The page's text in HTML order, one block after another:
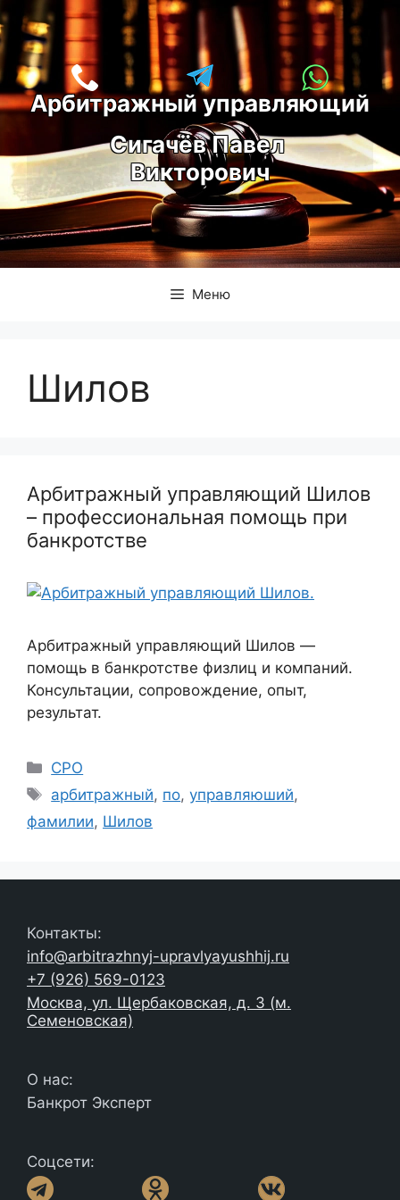
Перейти
к
содержимому
Арбитражный управляющий
Сигачёв Павел
Викторович
Меню
Шилов
Арбитражный управляющий Шилов
– профессиональная помощь при
банкротстве
Арбитражный управляющий Шилов —
помощь в банкротстве физлиц и компаний.
Консультации, сопровождение, опыт,
результат.
Рубрики
СРО
Метки
арбитражный, по,управляюший,
фамилии, Шилов
Контакты:
info@arbitrazhnyj-upravlyayushhij.ru
+7 (926) 569-0123
Москва, ул. Щербаковская, д. 3 (м.
Семеновская)
О нас:
Банкрот Эксперт
Соцсети: